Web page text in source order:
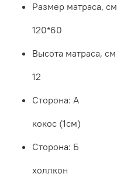
Размер матраса, см
120*60
Высота матраса, см
12
Сторона: А
кокос (1см)
Сторона: Б
холлкон